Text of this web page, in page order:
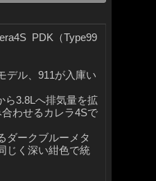
PDK（Type99
デル、911が入庫い
ら3.8Lへ排気量を拡
わせるカレラ4Sで
ダークブルーメタ
じく深い紺色で統